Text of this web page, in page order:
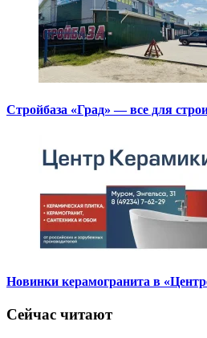
Стройбаза «Град» — все для
Новинки керамогранита в
Сейчас читают